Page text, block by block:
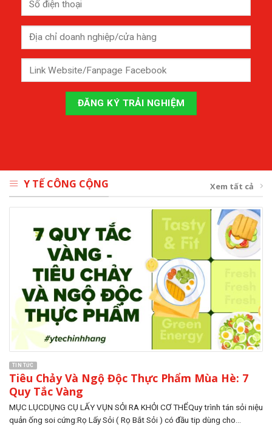
Y TẾ CÔNG CỘNG Xem tất cả
TIN TỨC
Tiêu Chảy Và Ngộ Độc Thực Phẩm Mùa Hè: 7
Quy Tắc Vàng
MỤC LỤCDỤNG CỤ LẤY VỤN SỎI RA KHỎI CƠ THỂQuy trình tán sỏi niệu
quản ống soi cứng:Rọ Lấy Sỏi ( Rọ Bắt Sỏi ) có đầu tip dùng cho...